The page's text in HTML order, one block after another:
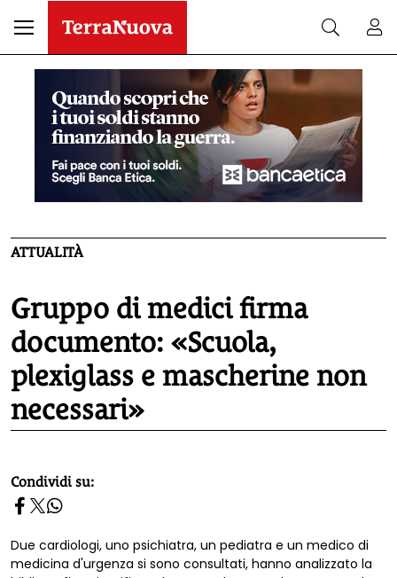
ATTUALITÀ
Gruppo di medici firma
documento: «Scuola,
plexiglass e mascherine non
necessari»
homepage h2
Condividi su:
Due cardiologi, uno psichiatra, un pediatra e un medico di
medicina d'urgenza si sono consultati, hanno analizzato la